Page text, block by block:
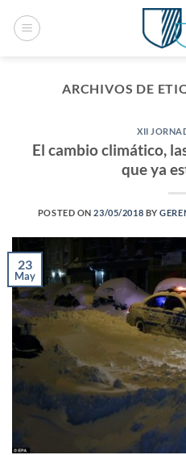
ARCHIVOS DE
XII
El cambio climático,
que ya
POSTED ON23/05/2018 BY
23
May